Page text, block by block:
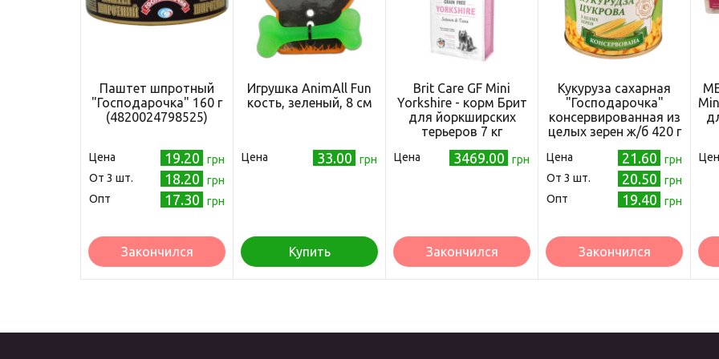
Паштет шпротный
"Господарочка" 160 г
(4820024798525)
Цена 19.20
грн
Oт 3 шт.
18.20
грн
Опт
17.30 грн
Закончился
Игрушка AnimAll Fun
кость, зеленый, 8 см
Цена 33.00 грн
Купить
Brit Care GF Mini
Yorkshire - корм Брит
для йоркширских
терьеров 7 кг
Цена 3469.00 грн
Закончился
Кукуруза сахарная
"Господарочка"
консервированная из
целых зерен ж/б 420 г
Цена 21.60
грн
Oт 3 шт.
20.50
грн
Опт
19.40 грн
Закончился